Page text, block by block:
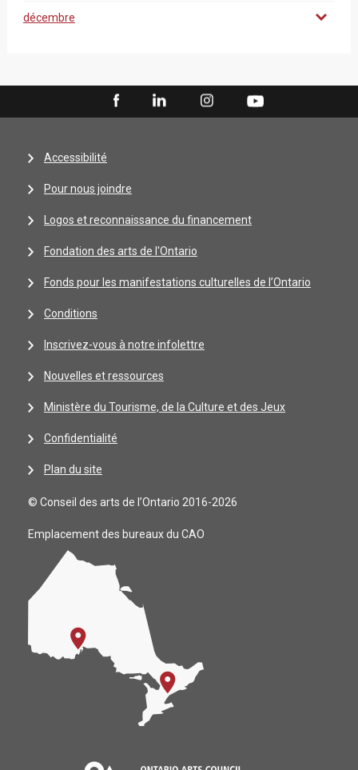
décembre
Accessibilité
Pour nous joindre
Logos et reconnaissance du financement
Fondation des arts de l'Ontario
Fonds pour les manifestations culturelles de l’Ontario
Conditions
Inscrivez-vous à notre infolettre
Nouvelles et ressources
Ministère du Tourisme, de la Culture et des Jeux
Confidentialité
Plan du site
© Conseil des arts de l’Ontario 2016-2026
Emplacement des bureaux du CAO